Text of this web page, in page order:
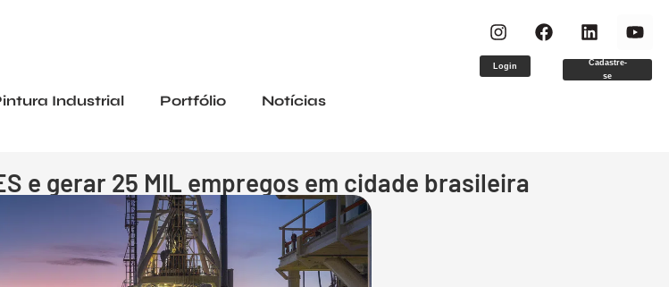
Login
Cadastre-
se
Industrial Portfólio
Notícias
e gerar 25 MIL empregos em cidade brasileira